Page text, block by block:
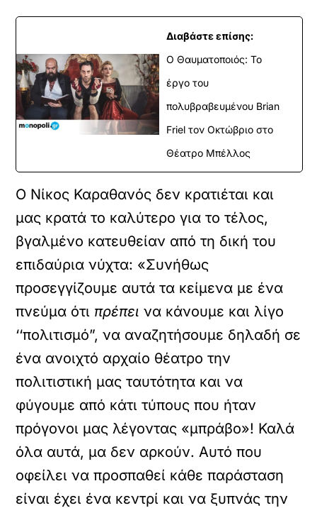
Διαβάστε επίσης:
Ο Θαυματοποιός: Το
έργο του
πολυβραβευμένου Brian
Friel τον Οκτώβριο στο
Θέατρο Μπέλλος
Ο Νίκος Καραθανός δεν κρατιέται και
μας κρατά το καλύτερο για το τέλος,
βγαλμένο κατευθείαν από τη δική του
επιδαύρια νύχτα: «Συνήθως
προσεγγίζουμε αυτά τα κείμενα με ένα
πνεύμα ότι πρέπει να κάνουμε και λίγο
‘‘πολιτισμό”, να αναζητήσουμε δηλαδή σε
ένα ανοιχτό αρχαίο θέατρο την
πολιτιστική μας ταυτότητα και να
φύγουμε από κάτι τύπους που ήταν
πρόγονοι μας λέγοντας «μπράβο»! Καλά
όλα αυτά, μα δεν αρκούν. Αυτό που
οφείλει να προσπαθεί κάθε παράσταση
είναι έχει ένα κεντρί και να ξυπνάς την